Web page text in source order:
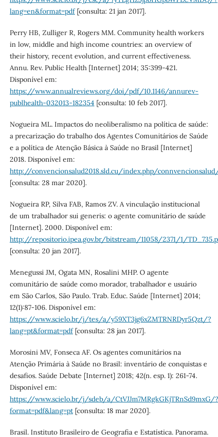
lang=en&format=pdf[consulta: 21 jan 2017].
Perry HB, Zulliger R, Rogers MM. Community health workers
in low, middle and high income countries: an overview of
their history, recent evolution, and current effectiveness.
Annu. Rev. Public Health [Internet] 2014; 35:399-421.
Disponível em:
https://www.annualreviews.org/doi/pdf/10.1146/annurev-
publhealth-032013-182354 [consulta: 10 feb 2017].
Nogueira ML. Impactos do neoliberalismo na política de saúde:
a precarização do trabalho dos Agentes Comunitários de Saúde
e a política de Atenção Básica à Saúde no Brasil [Internet]
2018. Disponível em:
http://convencionsalud2018.sld.cu/index.php/
[consulta: 28 mar 2020].
Nogueira RP, Silva FAB, Ramos ZV. A vinculação institucional
de um trabalhador sui generis: o agente comunitário de saúde
[Internet]. 2000. Disponível em:
http://repositorio.ipea.gov.br/bitstream/11058/2371/1/
[consulta: 20 jan 2017].
Menegussi JM, Ogata MN, Rosalini MHP. O agente
comunitário de saúde como morador, trabalhador e usuário
em São Carlos, São Paulo. Trab. Educ. Saúde [Internet] 2014;
12(1):87-106. Disponível em:
https://www.scielo.br/j/tes/a/y59XT3jg6xZMTRNRDyr5Qzt/?
lang=pt&format=pdf[consulta: 28 jan 2017].
Morosini MV, Fonseca AF. Os agentes comunitários na
Atenção Primária à Saúde no Brasil: inventário de conquistas e
desafios. Saúde Debate [Internet] 2018; 42(n. esp. 1): 261-74.
Disponível em:
https://www.scielo.br/j/sdeb/a/CtVJJm7MRgkGKjTRnSd9mxG/?
format=pdf&lang=pt[consulta: 18 mar 2020].
Brasil. Instituto Brasileiro de Geografia e Estatística. Panorama.